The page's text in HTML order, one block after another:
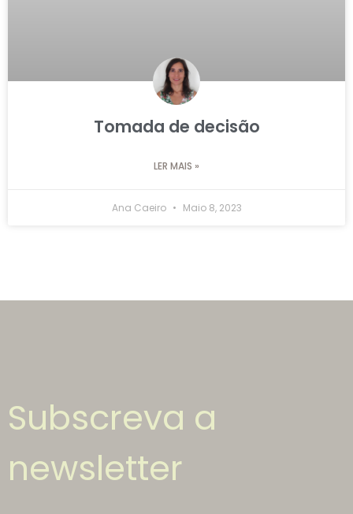
Tomada de decisão
LER MAIS »
Ana Caeiro Maio 8, 2023
Subscreva a
newsletter